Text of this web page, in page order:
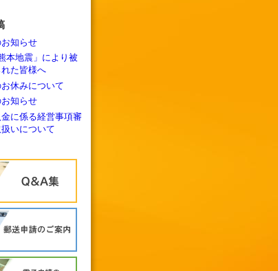
知らせ
本地震」により被
た皆様へ
休みについて
知らせ
に係る経営事項審
いについて